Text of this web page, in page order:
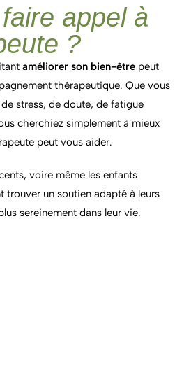
appel à
?
améliorer son bien-êtrepeut
thérapeutique. Que vous
stress, de doute, de fatigue
cherchiez simplement à mieux
peut vous aider.
voire même les enfants
trouver un soutien adapté à leurs
sereinement dans leur vie.